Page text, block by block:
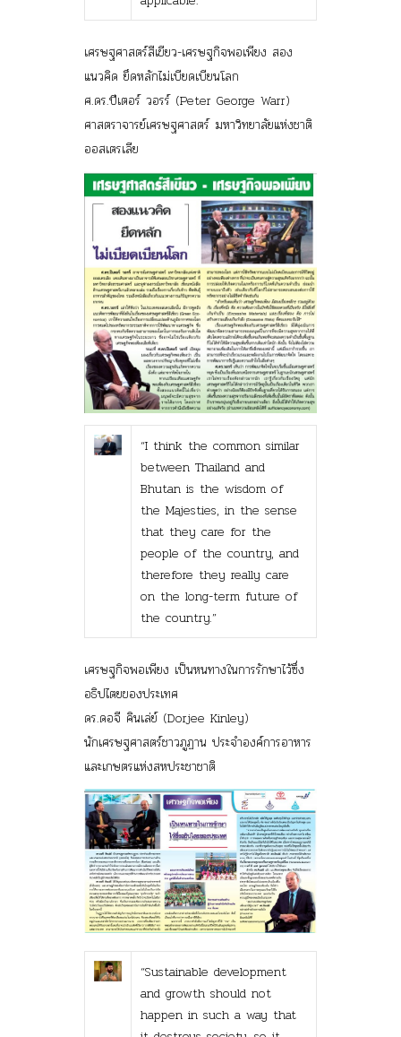
เศรษฐศาสตร์สีเขียว-เศรษฐกิจพอเพียง สอง
แนวคิด ยึดหลักไม่เบียดเบียนโลก
ศ.ดร.ปีเตอร์ วอรร์ (Peter George Warr)
ศาสตราจารย์เศรษฐศาสตร์ มหาวิทยาลัยแห่งชาติ
ออสเตรเลีย
“I think the common similar
between Thailand and
Bhutan is the wisdom of
the Majesties, in the sense
that they care for the
people of the country, and
therefore they really care
on the long-term future of
the country.”
เศรษฐกิจพอเพียง เป็นหนทางในการรักษาไว้ซึ่ง
อธิปไตยของประเทศ
ดร.ดอจี คินเล่ย์ (Dorjee Kinley)
นักเศรษฐศาสตร์ชาวภูฏาน ประจำองค์การอาหาร
และเกษตรแห่งสหประชาชาติ
“Sustainable development
and growth should not
happen in such a way that